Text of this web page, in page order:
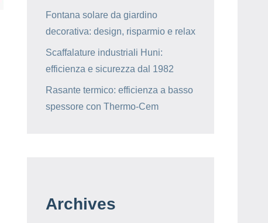
Fontana solare da giardino
decorativa: design, risparmio e relax
Scaffalature industriali Huni:
efficienza e sicurezza dal 1982
Rasante termico: efficienza a basso
spessore con Thermo-Cem
Archives